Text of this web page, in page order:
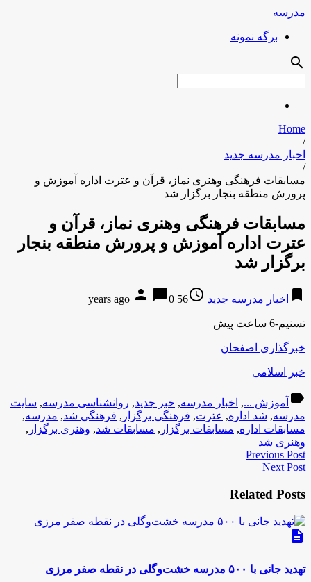
مدرسه
برگه نمونه
search
Home
/
اخبار مدرسه جدید
/
مسابقات فرهنگی وهنری نماز، قرآن و عترت اداره آموزش و
پرورش منطقه بنجار برگزار شد
مسابقات فرهنگی وهنری نماز، قرآن و
عترت اداره آموزش و پرورش منطقه بنجار
برگزار شد
bookmark اخبار مدرسه جدید access_time
56 years ago
person chat_bubble0
تسنیم-6 ساعت پیش
خبرگذاری اصفحان
خبر اسلامی
label آموزش ..., اخبار مدرسه, خبر جدید, روانشناسی مدرسه, سایت
مدرسه, شد اداره, عترت, فرهنگی برگزار , فرهنگی شد, مدرسه,
مسابقات اداره, مسابقات برگزار , مسابقات شد, وهنری برگزار ,
وهنری شد
Previous Post
Next Post
Related Posts
description
تهدید جانی با ۵۰۰ مدرسه خشت‌وگلی در نقطه صفر مرزی